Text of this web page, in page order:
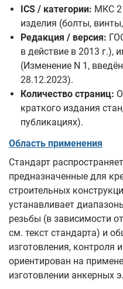
ICS / категории: МКС
изделия (болты,
Редакция / версия:
в действие в 2013 г.),
(Изменение N 1,
28.12.2023).
Количество страниц:
краткого издания
публикациях).
Область применения
Стандарт
предназначенные для
строительных
устанавливает
резьбы (в зависимости
см. текст стандарта) и
изготовления, контроля
ориентирован на
изготовлении анкерных